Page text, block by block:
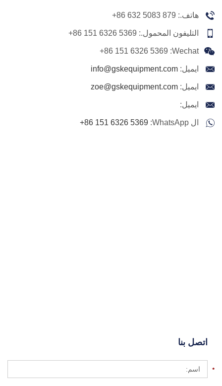
هاتف.: +86 632 5083 879
التليفون المحمول.: +86 151 6326 5369
Wechat:
+86 151 6326 5369
ايميل: info@gskequipment.com
ايميل: zoe@gskequipment.com
ايميل:
ال WhatsApp: +86 151 6326 5369
اتصل بنا